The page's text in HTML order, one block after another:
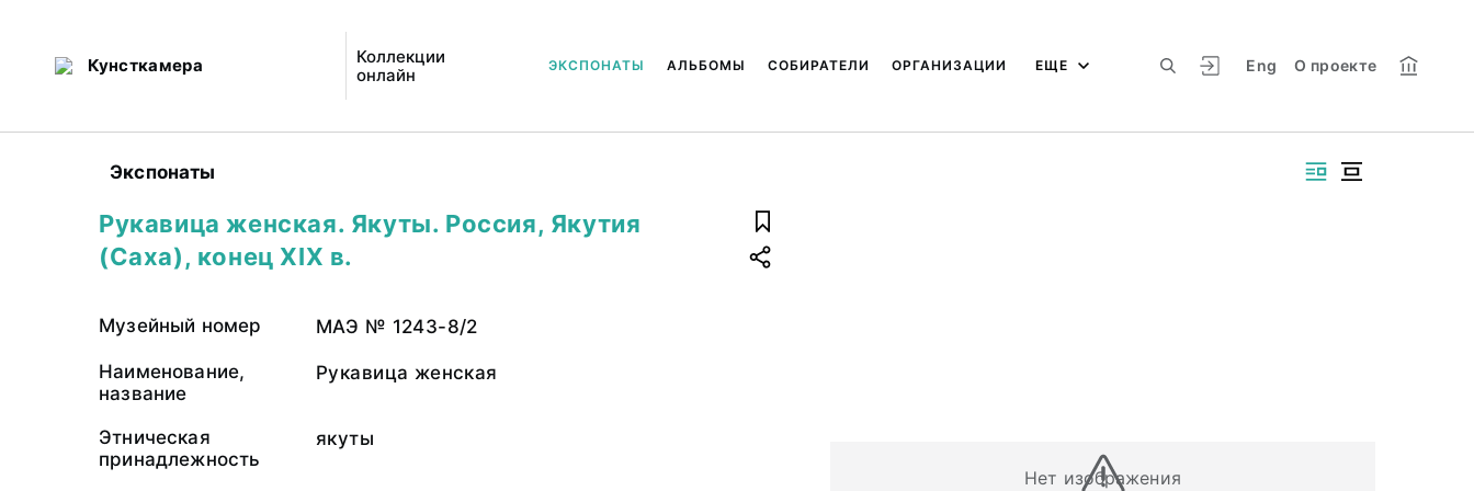
Кунсткамера
Коллекции
онлайн
Eng О проекте
ЭКСПОНАТЫ АЛЬБОМЫ СОБИРАТЕЛИ ОРГАНИЗАЦИИ ЕЩЕ
Экспонаты
Нет изображения
Рукавица женская. Якуты. Россия, Якутия
(Саха), конец XIX в.
Музейный номер МАЭ № 1243-8/2
Наименование,
название
Рукавица женская
Этническая
принадлежность
якуты